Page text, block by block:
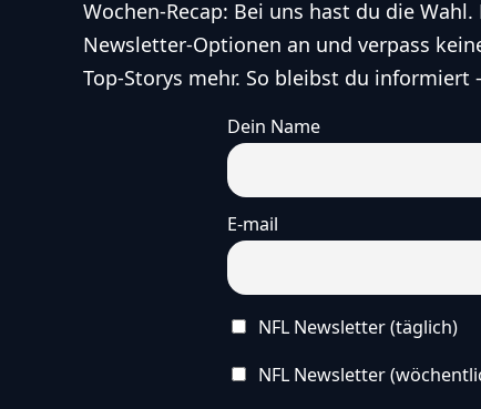
Wochen-Recap: Bei uns hast du die
Newsletter-Optionen an und verpass
Top-Storys mehr. So bleibst du informiert
Dein Name
E-mail
NFL Newsletter (täglich)
NFL Newsletter